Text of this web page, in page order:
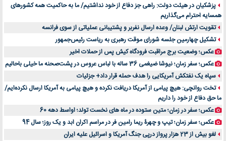
اهمیت انتخاب بهترین وکیل در سعادت آباد برای پرونده‌های حساس و کلان
لیفتراک صفر؛ راهنمای جامع خرید، قیمت و فروش در ایران
راهنمای جامع بهترین کفش ورزشی برای دویدن و استفاده روزمره | بررسی ۱۲ مدل برتر
پزشکیان در هیئت دولت: راهی جز دفاع از خود نداشتیم/ ما به حاکمیت همه کشورهای
همسایه احترام می‌گذاریم
تقویت ارتش لبنان/ وعده ارسال نفربر و پشتیبانی عملیاتی از سوی فرانسه
تشکیل چهارمین جلسه شورای موقت رهبری به ریاست رئیس‌جمهور
عکس؛ وضعیت برج مراقبت فرودگاه کیش پس از حملات اخیر
عکس؛ سفر زمان؛ نیوشا ضیغمی 36 ساله با لباس عروس در پشت‌صحنه ما خیلی باحالیم
سپاه یک نفتکش آمریکایی را هدف حمله قرار داد+ جزئیات
تخت روانچی: هیچ پیامی از آمریکا دریافت نکرده و هیچ پیامی به آمریکا ارسال نکرده‌ایم/
ما حق دفاع از خود را داریم
عکس؛ سفر در زمان؛ متین ستوده در ماه های نخست تولد؛ اواسط دهه 60
عکس؛ سفر زمان؛ تیپ و چهرۀ ریما رامین فر در مراسم اکران ابد و یک روز؛ سال 94
لغو بیش از 23 هزار پرواز درپی جنگ آمریکا و اسرائیل علیه ایران